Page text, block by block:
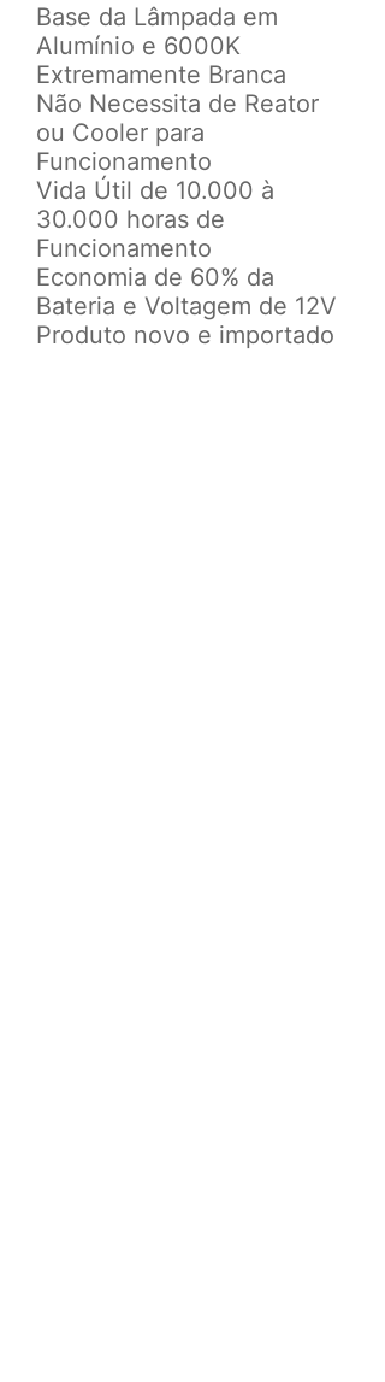
Base da Lâmpada em
Alumínio e 6000K
Extremamente Branca
Não Necessita de Reator
ou Cooler para
Funcionamento
Vida Útil de 10.000 à
30.000 horas de
Funcionamento
Economia de 60% da
Bateria e Voltagem de 12V
Produto novo e importado